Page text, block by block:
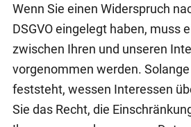
Wenn Sie einen Widerspruch
DSGVO eingelegt haben, muss
zwischen Ihren und unseren
vorgenommen werden.
feststeht, wessen Interessen
Sie das Recht, die